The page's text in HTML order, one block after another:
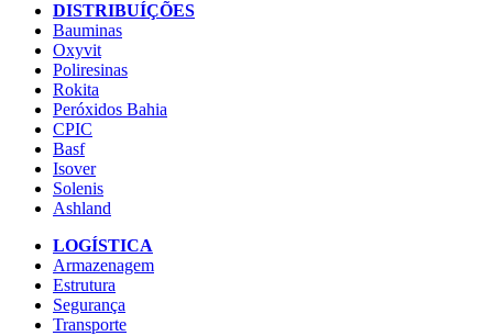
DISTRIBUÍÇÕES
Bauminas
Oxyvit
Poliresinas
Rokita
Peróxidos Bahia
CPIC
Basf
Isover
Solenis
Ashland
LOGÍSTICA
Armazenagem
Estrutura
Segurança
Transporte